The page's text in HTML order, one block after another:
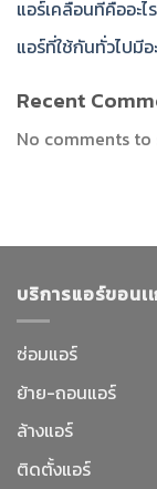
แอร์เคลื่อนที่คืออะไ
แอร์ที่ใช้กันทั่วไปมีอ
Recent
No comments to
บริการแอร์ขอนเ
ซ่อมแอร์
ย้าย-ถอนแอร์
ล้างแอร์
ติดตั้งแอร์